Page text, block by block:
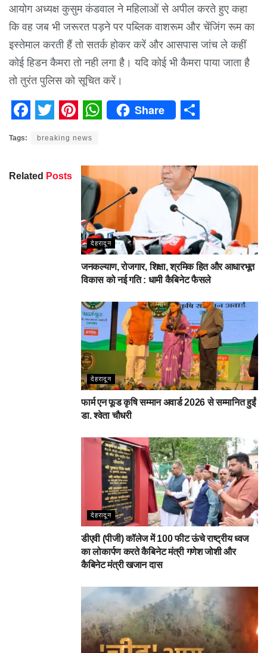
आयोग अध्यक्ष कुसुम कंडवाल ने महिलाओं से अपील करते हुए कहा
कि वह जब भी जरूरत पड़ने पर पब्लिक वाशरूम और चेंजिंग रूम का
इस्तेमाल करती हैं तो सतर्क होकर करें और आसपास जांच ले कहीं
कोई हिडन कैमरा तो नही लगा है। यदि कोई भी कैमरा पाया जाता है
तो तुरंत पुलिस को सूचित करें।
Facebook
TwitterPinterest
Share
Tags: breaking news
Related Posts
देहरादून
जनकल्याण, रोजगार, शिक्षा, श्रमिक हित और आधारभूत
विकास को नई गति : धामी कैबिनेट फैसले
देहरादून
फार्म एन फूड कृषि सम्मान अवार्ड 2026 से सम्मानित हुईं
डा. श्वेता चौधरी
देहरादून
डीएवी (पीजी) कॉलेज में 100 फीट ऊंचे राष्ट्रीय ध्वज
का लोकार्पण करते कैबिनेट मंत्री गणेश जोशी और
कैबिनेट मंत्री खजान दास